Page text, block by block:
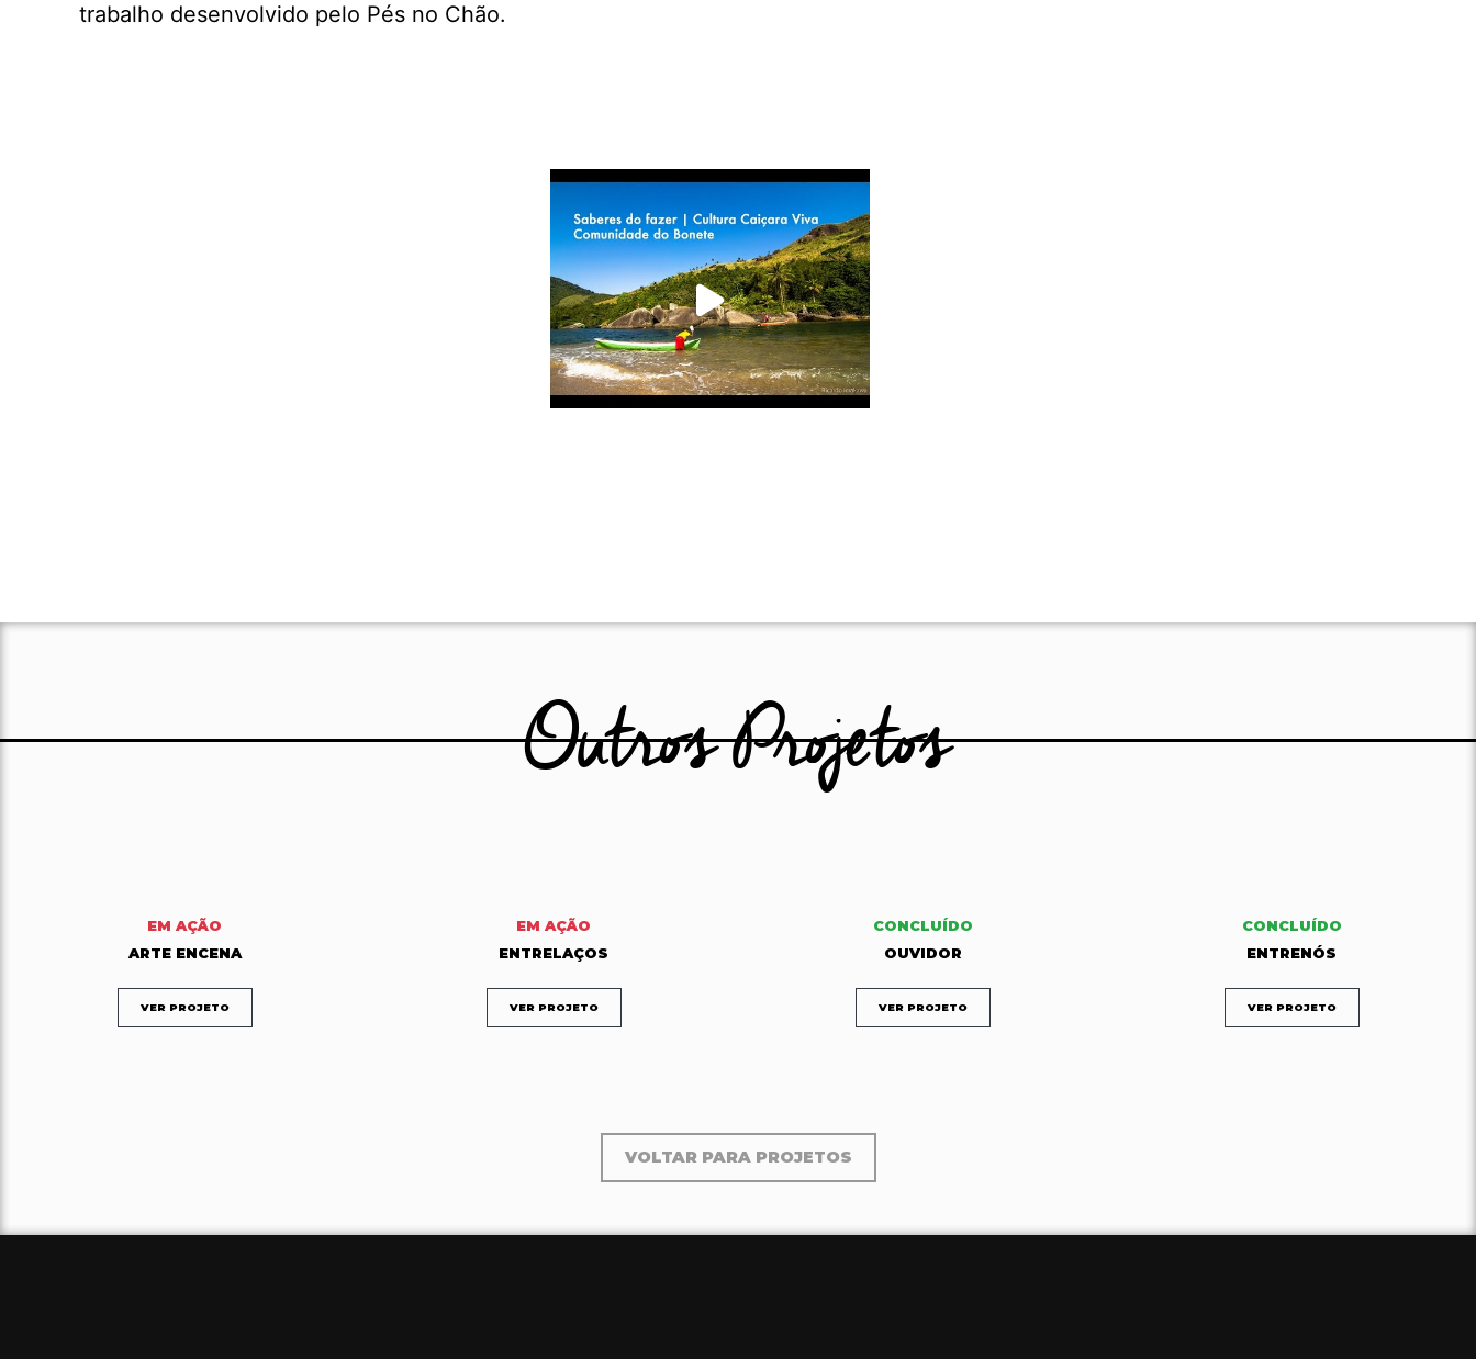
trabalho desenvolvido pelo Pés no Chão.
Outros Projetos
EM AÇÃO
ARTE ENCENA
VER PROJETO
EM AÇÃO
ENTRELAÇOS
VER PROJETO
CONCLUÍDO
OUVIDOR
VER PROJETO
CONCLUÍDO
ENTRENÓS
VER PROJETO
VOLTAR PARA PROJETOS